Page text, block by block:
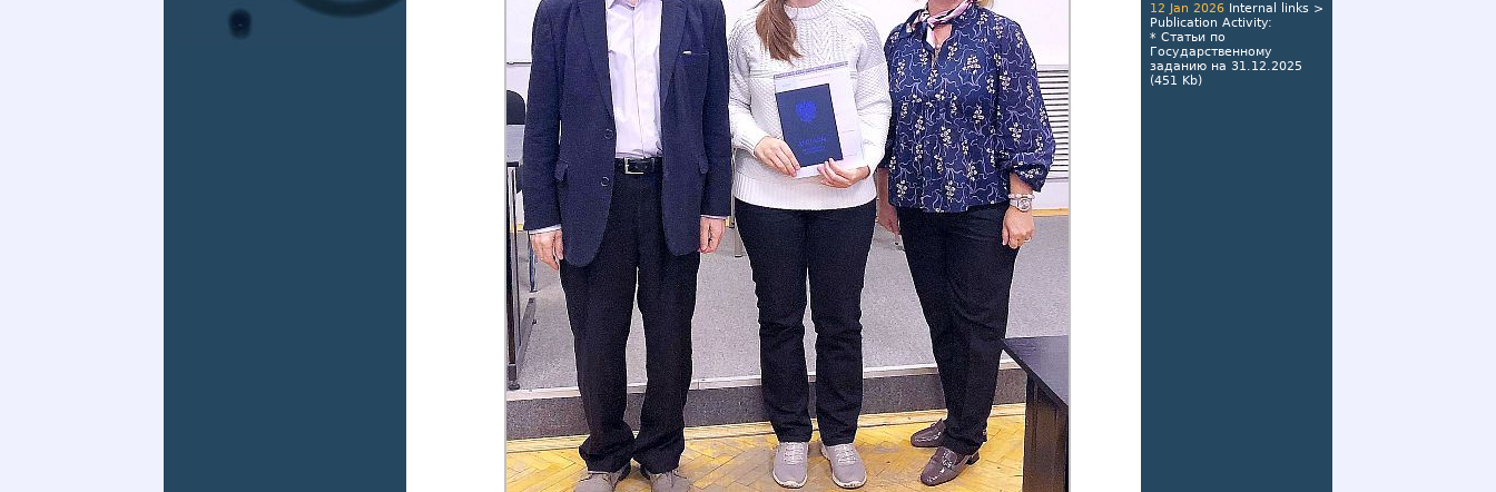
12 Jan 2026 Internal links >
Publication Activity:
* Статьи по
Государственному
заданию на 31.12.2025
(451 Kb)